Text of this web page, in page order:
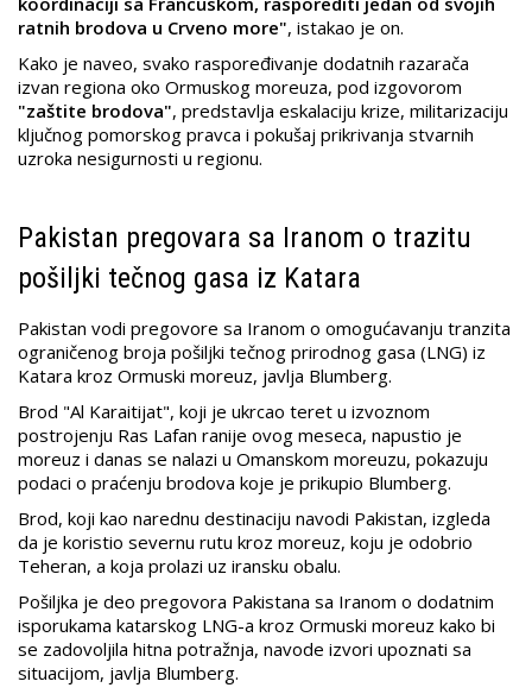
ratnih brodova u Crveno more", istakao je on.
Kako je naveo, svako raspoređivanje dodatnih razarača
izvan regiona oko Ormuskog moreuza, pod izgovorom
"zaštite brodova", predstavlja eskalaciju krize, militarizaciju
ključnog pomorskog pravca i pokušaj prikrivanja stvarnih
uzroka nesigurnosti u regionu.
Pakistan pregovara sa Iranom o trazitu
pošiljki tečnog gasa iz Katara
Pakistan vodi pregovore sa Iranom o omogućavanju tranzita
ograničenog broja pošiljki tečnog prirodnog gasa (LNG) iz
Katara kroz Ormuski moreuz, javlja Blumberg.
Brod "Al Karaitijat", koji je ukrcao teret u izvoznom
postrojenju Ras Lafan ranije ovog meseca, napustio je
moreuz i danas se nalazi u Omanskom moreuzu, pokazuju
podaci o praćenju brodova koje je prikupio Blumberg.
Brod, koji kao narednu destinaciju navodi Pakistan, izgleda
da je koristio severnu rutu kroz moreuz, koju je odobrio
Teheran, a koja prolazi uz iransku obalu.
Pošiljka je deo pregovora Pakistana sa Iranom o dodatnim
isporukama katarskog LNG-a kroz Ormuski moreuz kako bi
se zadovoljila hitna potražnja, navode izvori upoznati sa
situacijom, javlja Blumberg.